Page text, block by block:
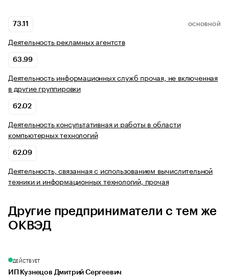
73.11 ОСНОВНОЙ
Деятельность рекламных агентств
63.99
Деятельность информационных служб прочая, не включенная
в другие группировки
62.02
Деятельность консультативная и работы в области
компьютерных технологий
62.09
Деятельность, связанная с использованием вычислительной
техники и информационных технологий, прочая
Другие предприниматели с тем же
ОКВЭД
ДЕЙСТВУЕТ
ИП Кузнецов Дмитрий Сергеевич